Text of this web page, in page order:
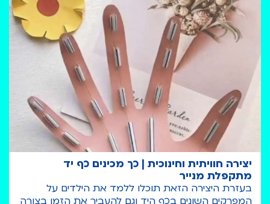
יצירה חוויתית וחינוכית | כך מכינים כף יד
מתקפלת מנייר
בעזרת היצירה הזאת תוכלו ללמד את הילדים על
המפרקים השונים בכף היד וגם להעביר את הזמן בצורה